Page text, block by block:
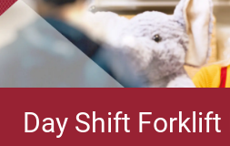
Day Shift Forklift